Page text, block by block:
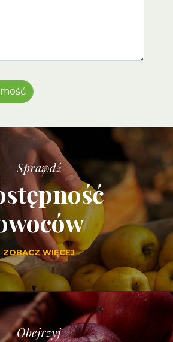
Sprawdź
ZOBACZ WIĘCEJ
Obejrzyj